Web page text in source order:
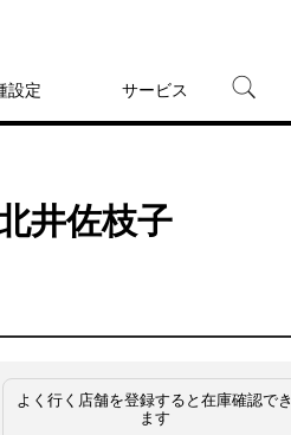
設定 サービス
TSUTAYAプレミアムNEXT
井佐枝子
よく行く店舗を登録すると在庫確認でき
ます